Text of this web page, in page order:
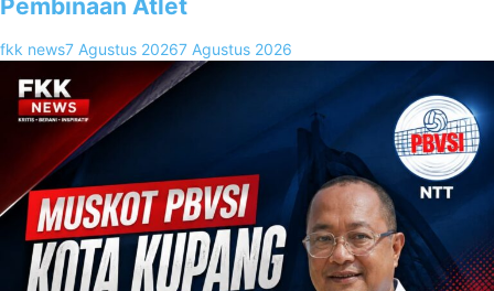
Pembinaan Atlet
fkk news7 Agustus 20267 Agustus 2026